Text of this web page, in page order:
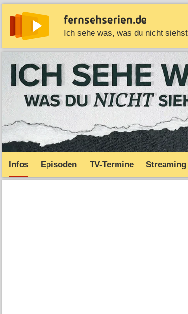
Ich sehe was, was du nicht siehst
News Entdecken Streaming TV-Starts
Infos Episoden TV-Termine Streaming